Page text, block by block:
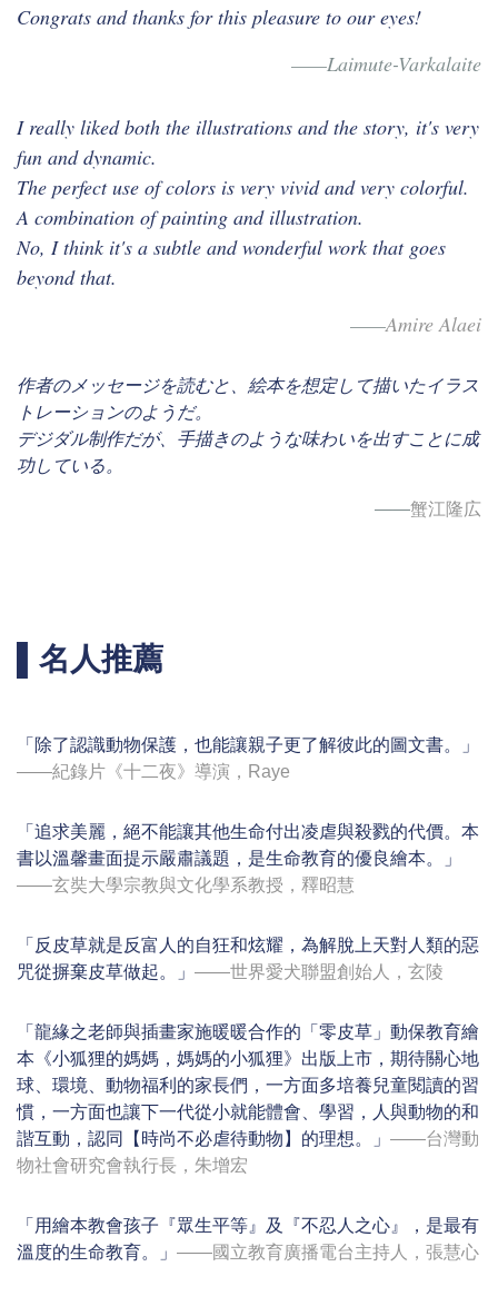
Congrats and thanks for this pleasure to our eyes!
——Laimute-Varkalaite
I really liked both the illustrations and the story, it's very
fun and dynamic.
The perfect use of colors is very vivid and very colorful.
A combination of painting and illustration.
No, I think it's a subtle and wonderful work that goes
beyond that.
——Amire Alaei
作者のメッセージを読むと、絵本を想定して描いたイラス
トレーションのようだ。
デジダル制作だが、手描きのような味わいを出すことに成
功している。
——蟹江隆広
▌名人推薦
「除了認識動物保護，也能讓親子更了解彼此的圖文書。」
——紀錄片《十二夜》導演，Raye
「追求美麗，絕不能讓其他生命付出凌虐與殺戮的代價。本
書以溫馨畫面提示嚴肅議題，是生命教育的優良繪本。」
——玄奘大學宗教與文化學系教授，釋昭慧
「反皮草就是反富人的自狂和炫耀，為解脫上天對人類的惡
咒從摒棄皮草做起。」 ——世界愛犬聯盟創始人，玄陵
「龍緣之老師與插畫家施暖暖合作的「零皮草」動保教育繪
本《小狐狸的媽媽，媽媽的小狐狸》出版上市，期待關心地
球、環境、動物福利的家長們，一方面多培養兒童閱讀的習
慣，一方面也讓下一代從小就能體會、學習，人與動物的和
諧互動，認同【時尚不必虐待動物】的理想。」 ——台灣動
物社會研究會執行長，朱增宏
「用繪本教會孩子『眾生平等』及『不忍人之心』，是最有
溫度的生命教育。」 ——國立教育廣播電台主持人，張慧心